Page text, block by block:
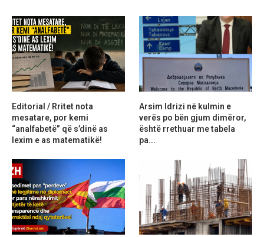
Editorial / Rritet nota
mesatare, por kemi
“analfabetë” që s’dinë as
lexim e as matematikë!
Arsim Idrizi në kulmin e
verës po bën gjum dimëror,
është rrethuar me tabela
pa...